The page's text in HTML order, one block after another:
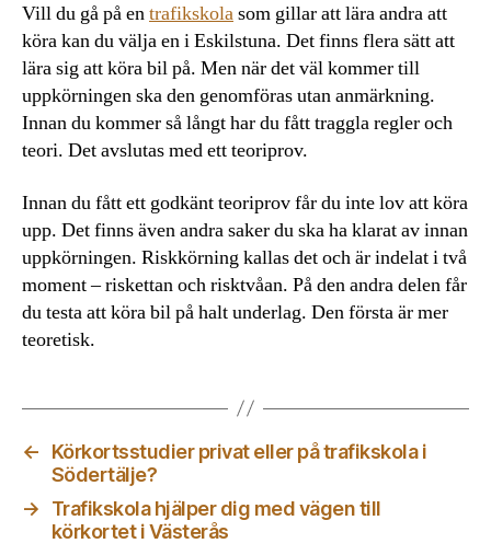
Vill du gå på entrafikskolasom gillar att lära andra att
köra kan du välja en i Eskilstuna. Det finns flera sätt att
lära sig att köra bil på. Men när det väl kommer till
uppkörningen ska den genomföras utan anmärkning.
Innan du kommer så långt har du fått traggla regler och
teori. Det avslutas med ett teoriprov.
Innan du fått ett godkänt teoriprov får du inte lov att köra
upp. Det finns även andra saker du ska ha klarat av innan
uppkörningen. Riskkörning kallas det och är indelat i två
moment – riskettan och risktvåan. På den andra delen får
du testa att köra bil på halt underlag. Den första är mer
teoretisk.
←
Körkortsstudier privat eller på trafikskola i
Södertälje?
→
Trafikskola hjälper dig med vägen till
körkortet i Västerås